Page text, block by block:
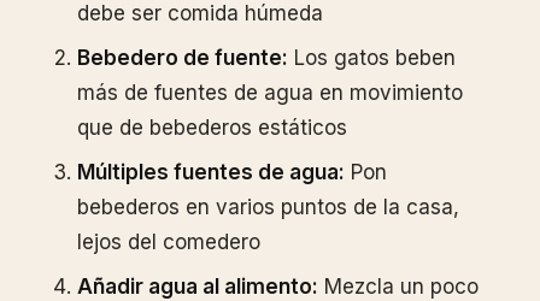
debe ser comida húmeda
Bebedero de fuente: Los gatos beben
más de fuentes de agua en movimiento
que de bebederos estáticos
Múltiples fuentes de agua: Pon
bebederos en varios puntos de la casa,
lejos del comedero
Añadir agua al alimento: Mezcla un poco